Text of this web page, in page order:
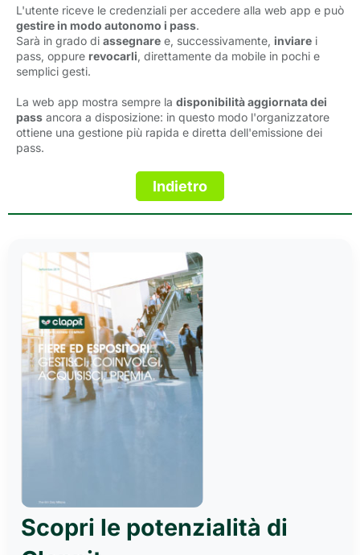
L'utente riceve le credenziali per accedere alla web app e può
gestire in modo autonomo i pass.
Sarà in grado di assegnare e, successivamente, inviare i
pass, oppure revocarli, direttamente da mobile in pochi e
semplici gesti.
La web app mostra sempre la disponibilità aggiornata dei
pass ancora a disposizione: in questo modo l'organizzatore
ottiene una gestione più rapida e diretta dell'emissione dei
pass.
Scopri le potenzialità di